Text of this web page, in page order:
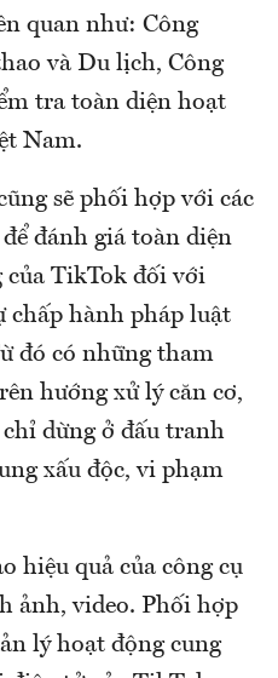
quan như: Công
và Du lịch, Công
tra toàn diện hoạt
Nam.
sẽ phối hợp với các
đánh giá toàn diện
của TikTok đối với
chấp hành pháp luật
đó có những tham
hướng xử lý căn cơ,
dừng ở đấu tranh
xấu độc, vi phạm
hiệu quả của công cụ
ảnh, video. Phối hợp
lý hoạt động cung